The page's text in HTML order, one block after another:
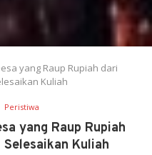
yang Raup Rupiah dari
Kuliah
Peristiwa
yang Raup Rupiah
Kuliah